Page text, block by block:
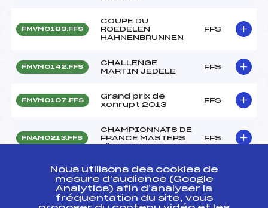
FMVM0183.FFS
COUPE DU
ROEDELEN
HAHNENBRUNNEN
FFS
FMVM0142.FFS
CHALLENGE
MARTIN JEDELE
FFS
FMVM0107.FFS
Grand prix de
xonrupt 2013
FFS
FNAM0213.FFS
CHAMPIONNATS DE
FRANCE MASTERS
Libre
FFS
FNAM0211.FFS
Chpt DE FRANCE
MASTERS
Classique
FFS
Nous utilisons des cookies de
mesure d’audience (Google
Analytics) afin d’analyser la
fréquentation du site, vous